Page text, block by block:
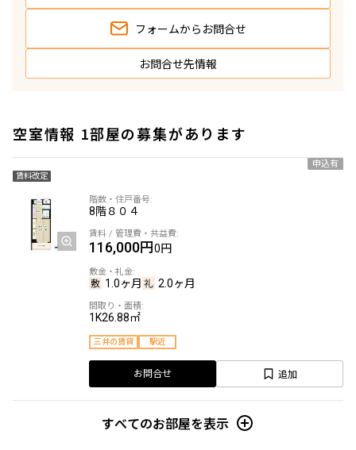
フォームから お問合せ
お問合せ先情報
空室情報 1部屋の募集があります
賃料改定
申込有
8階８０４
116,000円0円
1.0ヶ月 2.0ヶ月
1K26.88㎡
三井の賃貸 駅近
お問合せ 追加
すべてのお部屋を表示